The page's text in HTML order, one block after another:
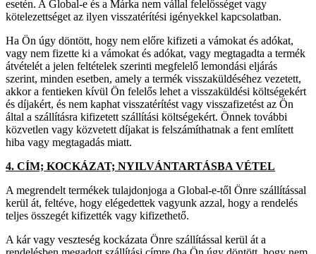
esetén. A Global-e és a Márka nem vállal felelősséget vagy
kötelezettséget az ilyen visszatérítési igényekkel kapcsolatban.
Ha Ön úgy döntött, hogy nem előre kifizeti a vámokat és adókat,
vagy nem fizette ki a vámokat és adókat, vagy megtagadta a termék
átvételét a jelen feltételek szerinti megfelelő lemondási eljárás
szerint, minden esetben, amely a termék visszaküldéséhez vezetett,
akkor a fentieken kívül Ön felelős lehet a visszaküldési költségekért
és díjakért, és nem kaphat visszatérítést vagy visszafizetést az Ön
által a szállításra kifizetett szállítási költségekért. Önnek további
közvetlen vagy közvetett díjakat is felszámíthatnak a fent említett
hiba vagy megtagadás miatt.
4. CÍM; KOCKÁZAT; NYILVÁNTARTÁSBA VÉTEL
A megrendelt termékek tulajdonjoga a Global-e-től Önre szállítással
kerül át, feltéve, hogy elégedettek vagyunk azzal, hogy a rendelés
teljes összegét kifizették vagy kifizethető.
A kár vagy veszteség kockázata Önre szállítással kerül át a